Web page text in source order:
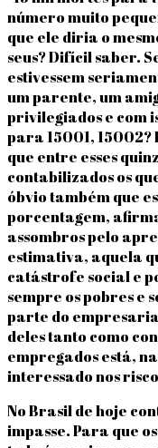
número muito
que ele diria o
seus? Difícil saber.
estivessem
um parente, um
privilegiados e com
para 15001, 15002?
que entre esses
contabilizados os
óbvio também que
porcentagem,
assombros pelo
estimativa, aquela
catástrofe social e
sempre os pobres e
parte do
deles tanto como
empregados está,
interessado nos
No Brasil de hoje
impasse. Para que